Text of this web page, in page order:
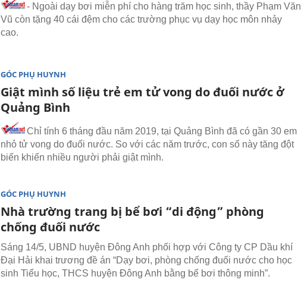
- Ngoài dạy bơi miễn phí cho hàng trăm học sinh, thầy Phạm Văn
Vũ còn tặng 40 cái đệm cho các trường phục vụ dạy học môn nhảy
cao.
GÓC PHỤ HUYNH
Giật mình số liệu trẻ em tử vong do đuối nước ở
Quảng Bình
Chỉ tính 6 tháng đầu năm 2019, tại Quảng Bình đã có gần 30 em
nhỏ tử vong do đuối nước. So với các năm trước, con số này tăng đột
biến khiến nhiều người phải giật mình.
GÓC PHỤ HUYNH
Nhà trường trang bị bể bơi “di động” phòng
chống đuối nước
Sáng 14/5, UBND huyện Đông Anh phối hợp với Công ty CP Dầu khí
Đại Hải khai trương đề án “Dạy bơi, phòng chống đuối nước cho học
sinh Tiểu học, THCS huyện Đông Anh bằng bể bơi thông minh”.